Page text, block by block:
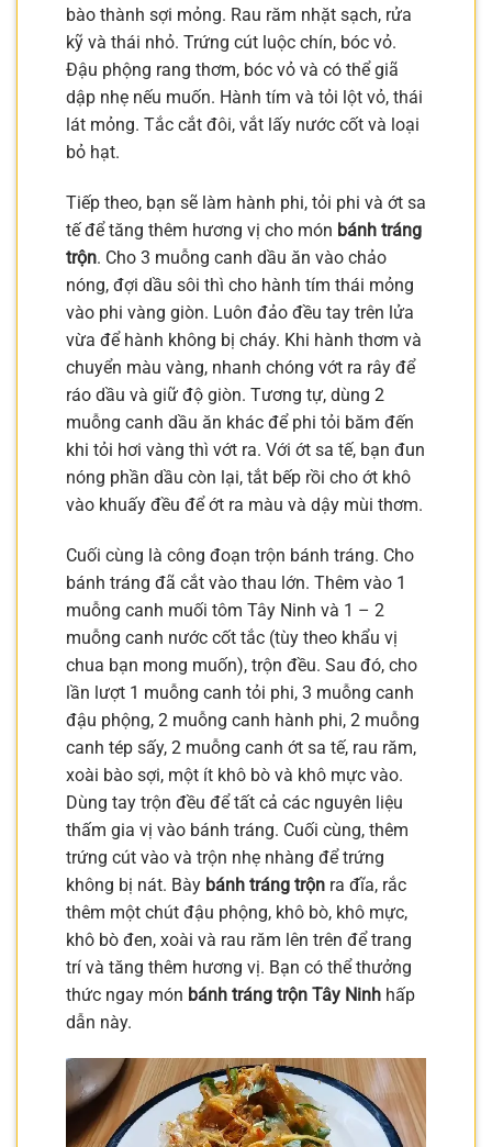
bào thành sợi mỏng. Rau răm nhặt sạch, rửa
kỹ và thái nhỏ. Trứng cút luộc chín, bóc vỏ.
Đậu phộng rang thơm, bóc vỏ và có thể giã
dập nhẹ nếu muốn. Hành tím và tỏi lột vỏ, thái
lát mỏng. Tắc cắt đôi, vắt lấy nước cốt và loại
bỏ hạt.
Tiếp theo, bạn sẽ làm hành phi, tỏi phi và ớt sa
tế để tăng thêm hương vị cho món bánh tráng
trộn. Cho 3 muỗng canh dầu ăn vào chảo
nóng, đợi dầu sôi thì cho hành tím thái mỏng
vào phi vàng giòn. Luôn đảo đều tay trên lửa
vừa để hành không bị cháy. Khi hành thơm và
chuyển màu vàng, nhanh chóng vớt ra rây để
ráo dầu và giữ độ giòn. Tương tự, dùng 2
muỗng canh dầu ăn khác để phi tỏi băm đến
khi tỏi hơi vàng thì vớt ra. Với ớt sa tế, bạn đun
nóng phần dầu còn lại, tắt bếp rồi cho ớt khô
vào khuấy đều để ớt ra màu và dậy mùi thơm.
Cuối cùng là công đoạn trộn bánh tráng. Cho
bánh tráng đã cắt vào thau lớn. Thêm vào 1
muỗng canh muối tôm Tây Ninh và 1 – 2
muỗng canh nước cốt tắc (tùy theo khẩu vị
chua bạn mong muốn), trộn đều. Sau đó, cho
lần lượt 1 muỗng canh tỏi phi, 3 muỗng canh
đậu phộng, 2 muỗng canh hành phi, 2 muỗng
canh tép sấy, 2 muỗng canh ớt sa tế, rau răm,
xoài bào sợi, một ít khô bò và khô mực vào.
Dùng tay trộn đều để tất cả các nguyên liệu
thấm gia vị vào bánh tráng. Cuối cùng, thêm
trứng cút vào và trộn nhẹ nhàng để trứng
không bị nát. Bày bánh tráng trộn ra đĩa, rắc
thêm một chút đậu phộng, khô bò, khô mực,
khô bò đen, xoài và rau răm lên trên để trang
trí và tăng thêm hương vị. Bạn có thể thưởng
thức ngay món bánh tráng trộn Tây Ninh hấp
dẫn này.